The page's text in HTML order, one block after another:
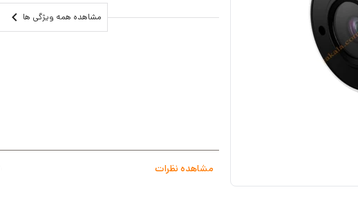
فشرده سازی ویدئو : H.265S / H.264S / H.265+
مشاهده همه ویژگی ها
مشاهده نظرات